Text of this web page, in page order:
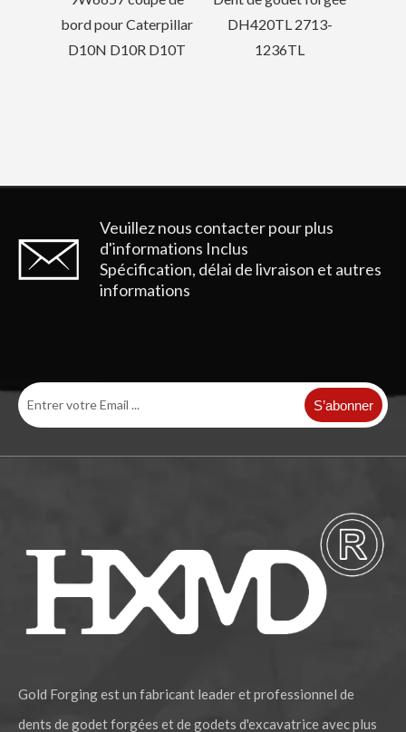
DH420TL 2713-
1236TL
Veuillez nous contacter pour plus
d'informations Inclus
Spécification, délai de livraison et autres
informations
S’abonner
Gold Forging est un fabricant leader et professionnel de
dents de godet forgées et de godets d'excavatrice avec plus